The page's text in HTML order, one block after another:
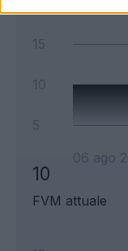
15
10
5
06 ago
10
FVM attuale